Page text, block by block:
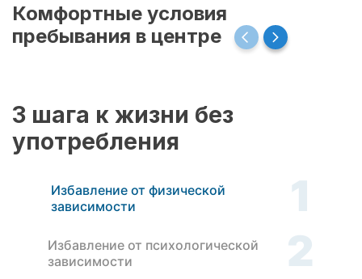
Комфортные условия
пребывания в центре
3 шага к жизни без
употребления
Избавление от физической
зависимости
1
Избавление от психологической
зависимости
2